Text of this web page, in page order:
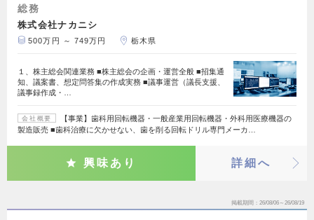
総務
株式会社ナカニシ
500万円 ～ 749万円 栃木県
１、株主総会関連業務 ■株主総会の企画・運営全般 ■招集通
知、議案書、想定問答集の作成実務 ■議事運営（議長支援、
議事録作成・…
会社概要
【事業】歯科用回転機器・一般産業用回転機器・外科用医療機器の
製造販売 ■歯科治療に欠かせない、歯を削る回転ドリル専門メーカ…
興味あり 詳細へ
掲載期間 26/08/06～26/08/19